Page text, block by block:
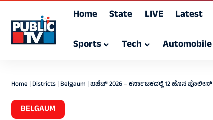
Home State LIVE Latest
Sports
Tech Automobile
Home |Districts|Belgaum |ಬಜೆಟ್ 2026 – ಕರ್ನಾಟಕದಲ್ಲಿ 12 ಹೊಸ
BELGAUM